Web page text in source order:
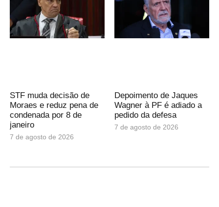
STF muda decisão de
Moraes e reduz pena de
condenada por 8 de
janeiro
7 de agosto de 2026
Depoimento de Jaques
Wagner à PF é adiado a
pedido da defesa
7 de agosto de 2026